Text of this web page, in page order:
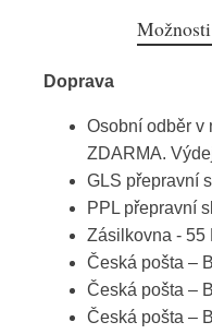
Doprava
Osobní odběr v
ZDARMA.
GLS přepravní
PPL přepravní
Zásilkovna - 55
Česká pošta –
Česká pošta –
Česká pošta –